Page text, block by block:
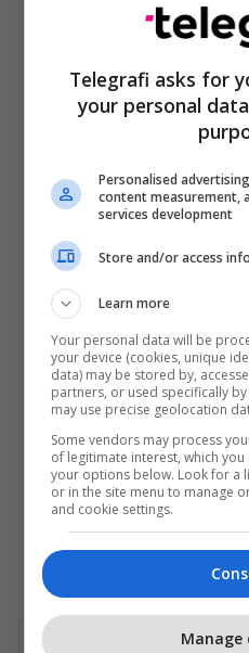
Telegrafi asks for
your personal
Personalised
content measurement,
services development
Store and/or access
Learn more
Your personal data will be
your device (cookies, unique
data) may be stored by,
partners, or used specifically
may use precise geolocation
Some vendors may process
of legitimate interest, which
your options below. Look for a
or in the site menu to manage
and cookie settings.
Manage